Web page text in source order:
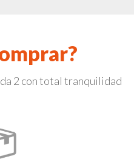
2 con total tranquilidad